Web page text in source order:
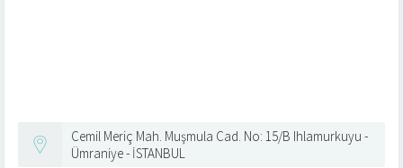
Cemil Meriç Mah. Muşmula Cad. No: 15/B Ihlamurkuyu -
Ümraniye - İSTANBUL